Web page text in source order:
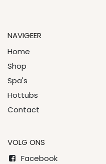
NAVIGEER
Home
Shop
Spa's
Hottubs
Contact
VOLG ONS
Facebook